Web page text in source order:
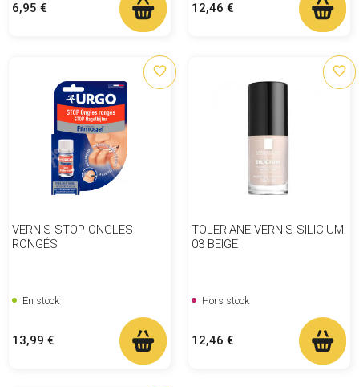
Prix
6,95 € Prix
12,46 €
VERNIS STOP ONGLES
RONGÉS
favorite_border
En stock
Prix
13,99 €
TOLERIANE VERNIS SILICIUM
03 BEIGE
favorite_border
Hors stock
Prix
12,46 €